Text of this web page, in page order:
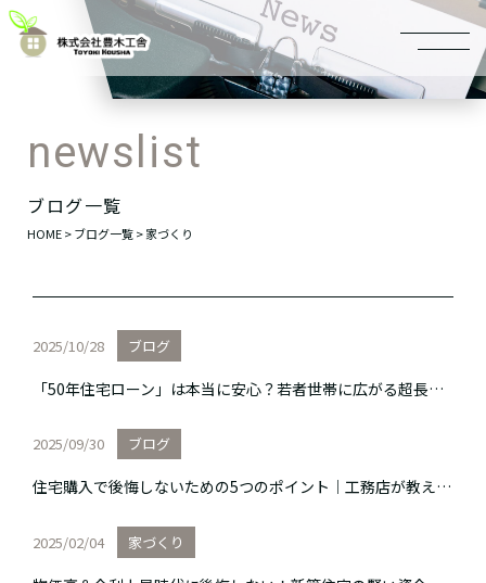
ブログ一覧
HOME>ブログ一覧> 家づくり
2025/10/28 ブログ
「50年住宅ローン」は本当に安心？若者世帯に広がる超長期ローンの実態とリスク
2025/09/30 ブログ
住宅購入で後悔しないための5つのポイント｜工務店が教えるチェックリスト
2025/02/04 家づくり